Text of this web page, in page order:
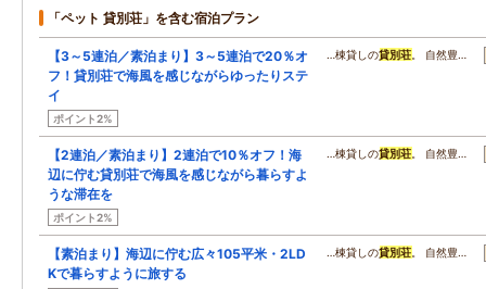
「ペット 貸別荘」を含む宿泊プラン
【3～5連泊／素泊まり】3～5連泊で20％オ
フ！貸別荘で海風を感じながらゆったりステ
イ
ポイント2%
…棟貸しの貸別荘 。 自然豊…
【2連泊／素泊まり】2連泊で10％オフ！海
辺に佇む貸別荘で海風を感じながら暮らすよ
うな滞在を
ポイント2%
…棟貸しの貸別荘 。 自然豊…
【素泊まり】海辺に佇む広々105平米・2LD
Kで暮らすように旅する
…棟貸しの貸別荘 。 自然豊…